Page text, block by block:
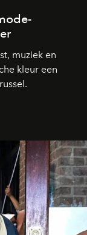
muziek en
kleur een